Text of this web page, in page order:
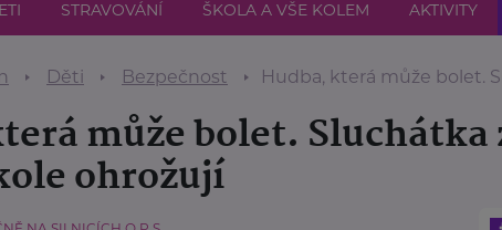
STRAVOVÁNÍ ŠKOLA A VŠE KOLEM AKTIVITY
Děti Bezpečnost Hudba, která může bolet. Sluchátka za
může bolet. Sluchátka
ohrožují